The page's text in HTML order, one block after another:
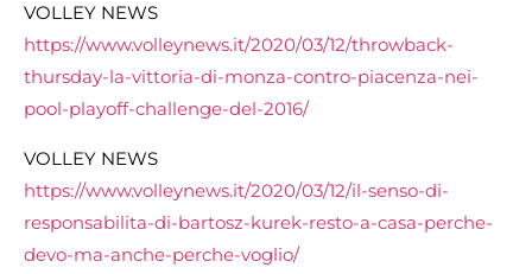
VOLLEY NEWS
https://www.volleynews.it/2020/03/12/throwback-
thursday-la-vittoria-di-monza-contro-piacenza-nei-
pool-playoff-challenge-del-2016/
VOLLEY NEWS
https://www.volleynews.it/2020/03/12/il-senso-di-
responsabilita-di-bartosz-kurek-resto-a-casa-perche-
devo-ma-anche-perche-voglio/